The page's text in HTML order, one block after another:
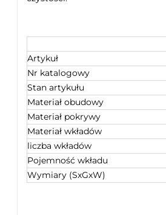
Artykuł
Nr katalogowy
Stan artykułu
Materiał obudowy
Materiał pokrywy
Materiał wkładów
liczba wkładów
Pojemność wkładu
Wymiary (SxGxW)